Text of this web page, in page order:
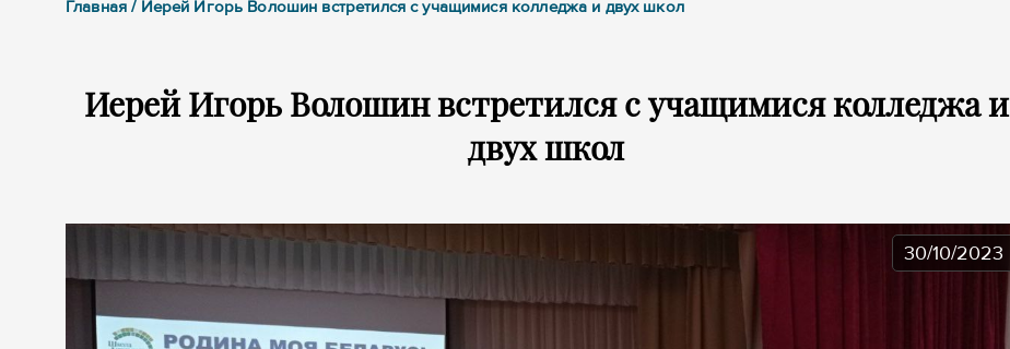
Главная / Иерей Игорь Волошин встретился с учащимися колледжа и двух школ
Иерей Игорь Волошин встретился с учащимися колледжа и
двух школ
30/10/2023